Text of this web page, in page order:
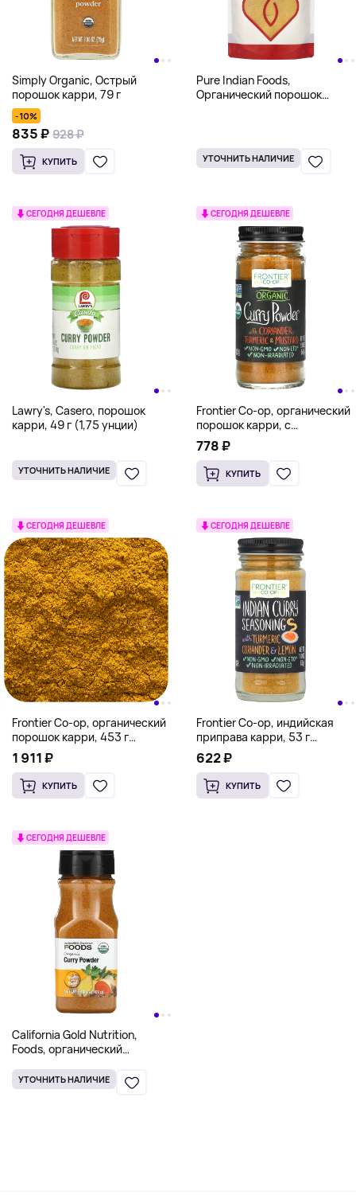
Simply Organic, Острый
порошок карри, 79 г
-10%
835 ₽ 928 ₽
КУПИТЬ
Pure Indian Foods,
Органический порошок
УТОЧНИТЬ НАЛИЧИЕ
СЕГОДНЯ ДЕШЕВЛЕ
Lawry's, Casero, порошок
карри, 49 г (1,75 унции)
УТОЧНИТЬ НАЛИЧИЕ
СЕГОДНЯ ДЕШЕВЛЕ
Frontier Co-op, органический
порошок карри, с
кориандром, куркумой и
горчицей, 54 г (1,90 унции)
778 ₽
КУПИТЬ
СЕГОДНЯ ДЕШЕВЛЕ
Frontier Co-op, органический
порошок карри, 453 г
(16 унций)
1 911 ₽
КУПИТЬ
СЕГОДНЯ ДЕШЕВЛЕ
Frontier Co-op, индийская
приправа карри, 53 г
(1,87 унции)
622 ₽
КУПИТЬ
СЕГОДНЯ ДЕШЕВЛЕ
California Gold Nutrition,
Foods, органический
(5,68 унции)
УТОЧНИТЬ НАЛИЧИЕ